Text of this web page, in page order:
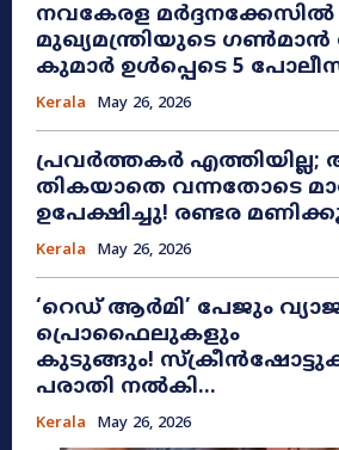
നവകേരള മർദ്ദനക്കേസിൽ
മുഖ്യമന്ത്രിയുടെ
കുമാർ ഉൾപ്പെടെ 5
Kerala May 26, 2026
പ്രവർത്തകർ എത്തിയില്ല;
തികയാതെ വന്നതോടെ
ഉപേക്ഷിച്ചു! രണ്ടര
Kerala May 26, 2026
​‘റെഡ് ആർമി’ പേജും
പ്രൊഫൈലുകളും
കുടുങ്ങും!
പരാതി നൽകി...
Kerala May 26, 2026